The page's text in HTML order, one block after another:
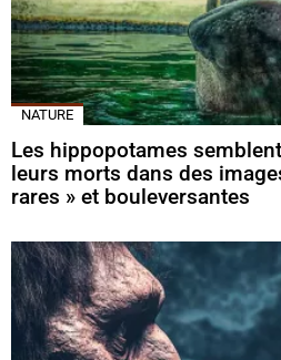
NATURE
Les hippopotames
leurs morts dans des
rares » et bouleversantes